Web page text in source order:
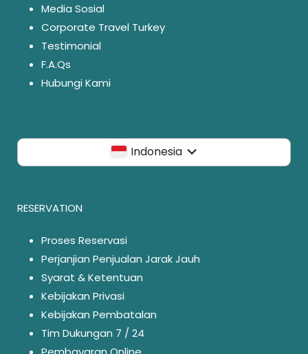
Media Sosial
Corporate Travel Turkey
Testimonial
F.A.Qs
Hubungi Kami
Indonesia
RESERVATION
Proses Reservasi
Perjanjian Penjualan Jarak Jauh
Syarat & Ketentuan
Kebijakan Privasi
Kebijakan Pembatalan
Tim Dukungan 7 / 24